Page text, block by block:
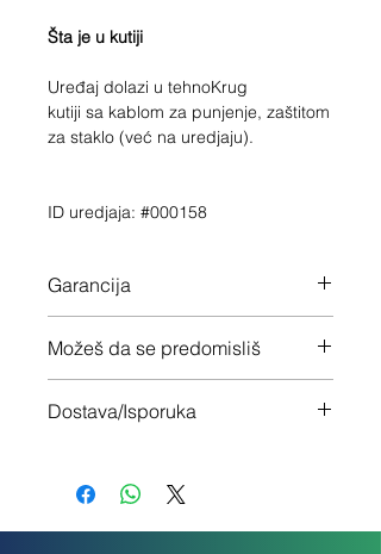
Šta je u kutiji
Uređaj dolazi u tehnoKrug
kutiji sa kablom za punjenje, zaštitom
za staklo (već na uredjaju).
ID uredjaja: #000158
Garancija
Možeš da se predomisliš
nisi zadovoljan
Dostava/Isporuka